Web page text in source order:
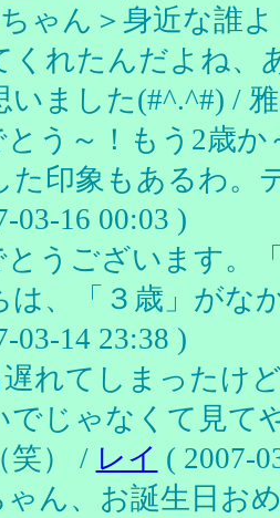
ゃん＞身近な誰
くれたんだよね、
いました(#^.^#) /
とう～！もう2歳
た印象もあるわ。
03-16 00:03 )
とうございます。
は、「３歳」がな
03-14 23:38 )
遅れてしまったけ
でじゃなくて見
笑） / レイ ( 2007-
ん、お誕生日お